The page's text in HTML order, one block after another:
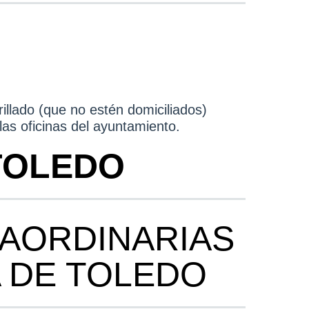
(que no estén domiciliados)
oficinas del ayuntamiento.
TOLEDO